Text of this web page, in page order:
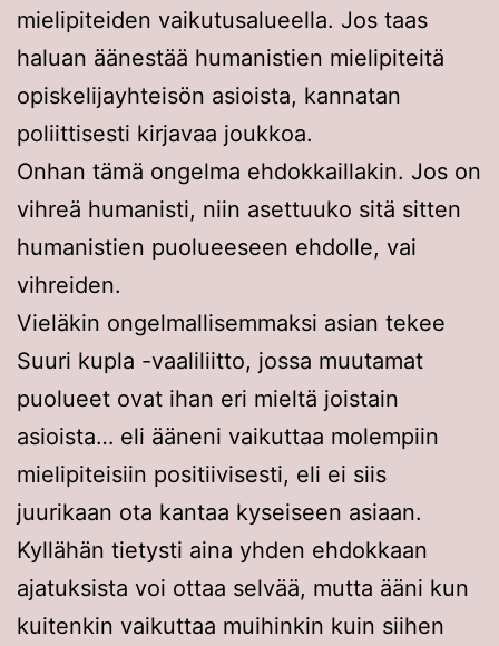
mielipiteiden vaikutusalueella. Jos taas
haluan äänestää humanistien mielipiteitä
opiskelijayhteisön asioista, kannatan
poliittisesti kirjavaa joukkoa.
Onhan tämä ongelma ehdokkaillakin. Jos on
vihreä humanisti, niin asettuuko sitä sitten
humanistien puolueeseen ehdolle, vai
vihreiden.
Vieläkin ongelmallisemmaksi asian tekee
Suuri kupla -vaaliliitto, jossa muutamat
puolueet ovat ihan eri mieltä joistain
asioista… eli ääneni vaikuttaa molempiin
mielipiteisiin positiivisesti, eli ei siis
juurikaan ota kantaa kyseiseen asiaan.
Kyllähän tietysti aina yhden ehdokkaan
ajatuksista voi ottaa selvää, mutta ääni kun
kuitenkin vaikuttaa muihinkin kuin siihen